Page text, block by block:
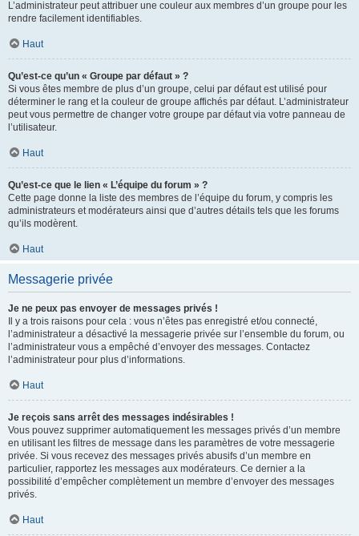
L’administrateur peut attribuer une couleur aux membres d’un groupe pour les
rendre facilement identifiables.
Haut
Qu’est-ce qu’un « Groupe par défaut » ?
Si vous êtes membre de plus d’un groupe, celui par défaut est utilisé pour
déterminer le rang et la couleur de groupe affichés par défaut. L’administrateur
peut vous permettre de changer votre groupe par défaut via votre panneau de
l’utilisateur.
Haut
Qu’est-ce que le lien « L’équipe du forum » ?
Cette page donne la liste des membres de l’équipe du forum, y compris les
administrateurs et modérateurs ainsi que d’autres détails tels que les forums
qu’ils modèrent.
Haut
Messagerie privée
Je ne peux pas envoyer de messages privés !
Il y a trois raisons pour cela : vous n’êtes pas enregistré et/ou connecté,
l’administrateur a désactivé la messagerie privée sur l’ensemble du forum, ou
l’administrateur vous a empêché d’envoyer des messages. Contactez
l’administrateur pour plus d’informations.
Haut
Je reçois sans arrêt des messages indésirables !
Vous pouvez supprimer automatiquement les messages privés d’un membre
en utilisant les filtres de message dans les paramètres de votre messagerie
privée. Si vous recevez des messages privés abusifs d’un membre en
particulier, rapportez les messages aux modérateurs. Ce dernier a la
possibilité d’empêcher complètement un membre d’envoyer des messages
privés.
Haut